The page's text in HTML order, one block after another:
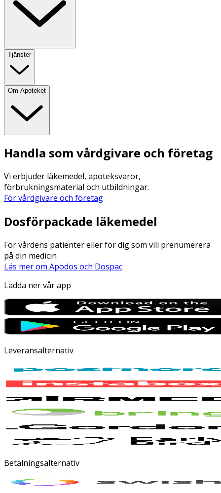
Tjänster
Om Apoteket
Handla som vårdgivare och företag
Vi erbjuder läkemedel, apoteksvaror,
förbrukningsmaterial och utbildningar.
För vårdgivare och företag
Dosförpackade läkemedel
För vårdens patienter eller för dig som vill prenumerera
på din medicin
Läs mer om Apodos och Dospac
Ladda ner vår app
Leveransalternativ
Betalningsalternativ